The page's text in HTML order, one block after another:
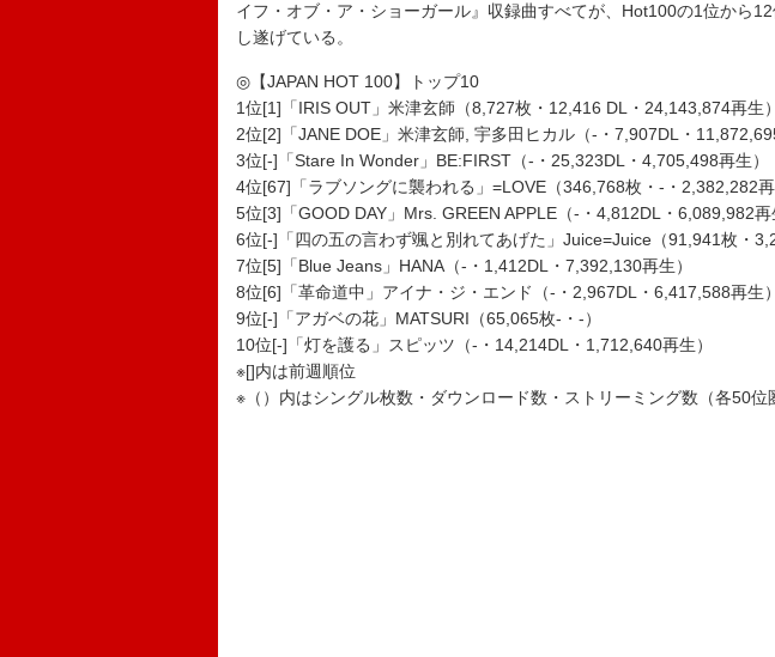
イフ・オブ・ア・ショーガール』収録曲すべてが、Hot100の1位から
し遂げている。
◎【JAPAN HOT 100】トップ10
1位[1]「IRIS OUT」米津玄師（8,727枚・12,416 DL・24,143,874再生）
2位[2]「JANE DOE」米津玄師, 宇多田ヒカル（-・7,907DL・
3位[-]「Stare In Wonder」BE:FIRST（-・25,323DL・4,705,498再生）
4位[67]「ラブソングに襲われる」=LOVE（346,768枚・-・2,382,282再
5位[3]「GOOD DAY」Mrs. GREEN APPLE（-・4,812DL・6,089,982再
6位[-]「四の五の言わず颯と別れてあげた」Juice=Juice（91,941枚・
7位[5]「Blue Jeans」HANA（-・1,412DL・7,392,130再生）
8位[6]「革命道中」アイナ・ジ・エンド（-・2,967DL・6,417,588再生）
9位[-]「アガベの花」MATSURI（65,065枚-・-）
10位[-]「灯を護る」スピッツ（-・14,214DL・1,712,640再生）
※[]内は前週順位
※（）内はシングル枚数・ダウンロード数・ストリーミング数（各50位